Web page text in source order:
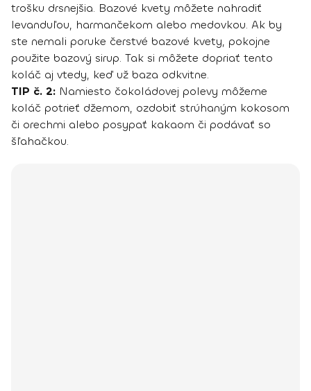
trošku drsnejšia. Bazové kvety môžete nahradiť
levanduľou, harmančekom alebo medovkou. Ak by
ste nemali poruke čerstvé bazové kvety, pokojne
použite bazový sirup. Tak si môžete dopriať tento
koláč aj vtedy, keď už baza odkvitne.
TIP č. 2: Namiesto čokoládovej polevy môžeme
koláč potrieť džemom, ozdobiť strúhaným kokosom
či orechmi alebo posypať kakaom či podávať so
šľahačkou.